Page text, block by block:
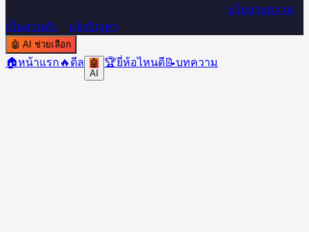
นโยบายความ
เป็นส่วนตัว
แจ้งปัญหา
🤖 AI ช่วยเลือก
🏠หน้าแรก🔥ดีล
🤖
AI
🏆ยี่ห้อไหนดี📝บทความ